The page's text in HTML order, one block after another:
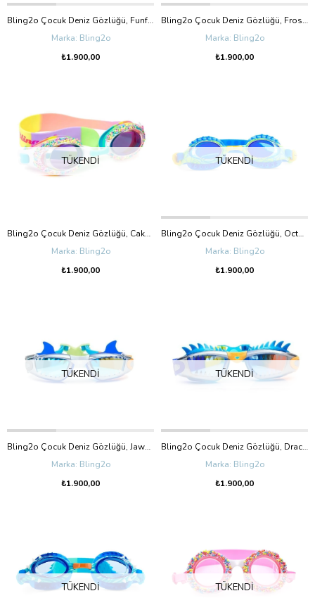
Bling2o Çocuk Deniz Gözlüğü, Funfetti Party Purple (3+Yaş)
Bling2o
₺1.900,00
Bling2o Çocuk Deniz Gözlüğü, Frosting Strawberry Glaze (3+Yaş)
Bling2o
₺1.900,00
TÜKENDI
Bling2o Çocuk Deniz Gözlüğü, Cake Pop Classic - Whoopie Pie Renkli (3+Yaş)
Bling2o
₺1.900,00
TÜKENDI
Bling2o Çocuk Deniz Gözlüğü, Octo Sea Siphon (3+Yaş)
Bling2o
₺1.900,00
TÜKENDI
Bling2o Çocuk Deniz Gözlüğü, Jawsome Jr. Small Bite (3+Yaş)
Bling2o
₺1.900,00
TÜKENDI
Bling2o Çocuk Deniz Gözlüğü, Draco Blue Dragon (3+Yaş)
Bling2o
₺1.900,00
TÜKENDI TÜKENDI